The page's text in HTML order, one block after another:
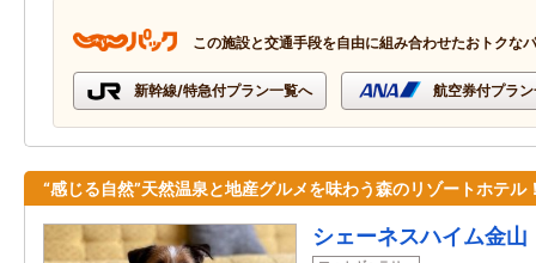
この施設と交通手段を自由に組み合わせたおトクな
新幹線/特急付プラン一覧へ 航空券付プラ
“感じる自然”天然温泉と地産グルメを味わう森のリゾートホテル
シェーネスハイム金山